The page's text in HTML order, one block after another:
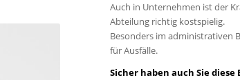
Auch in Unternehmen ist der
Abteilung richtig kostspielig.
Besonders im administrativen
für Ausfälle.
Sicher haben auch Sie